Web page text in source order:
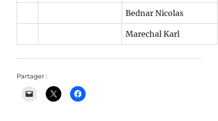
Bednar Nicolas
Marechal Karl
Partager :